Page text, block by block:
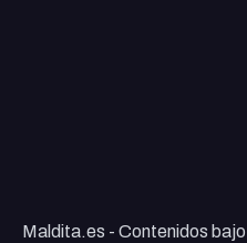
Maldita.es - Contenidos